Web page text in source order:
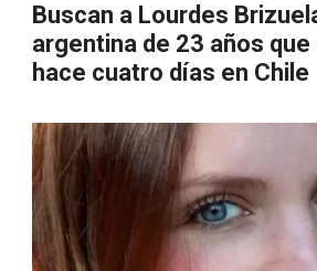
Buscan a Lourdes
argentina de 23 años
hace cuatro días en Chile